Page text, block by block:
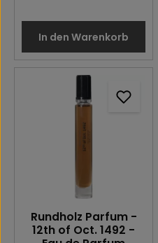
In den Warenkorb
Rundholz Parfum -
12th of Oct. 1492 -